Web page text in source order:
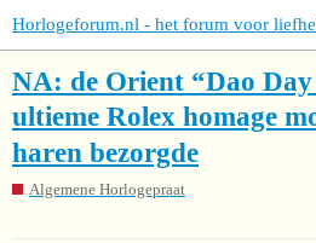
Horlogeforum.nl - het forum voor
NA: de Orient “Dao Day
ultieme Rolex homage
haren bezorgde
Algemene Horlogepraat